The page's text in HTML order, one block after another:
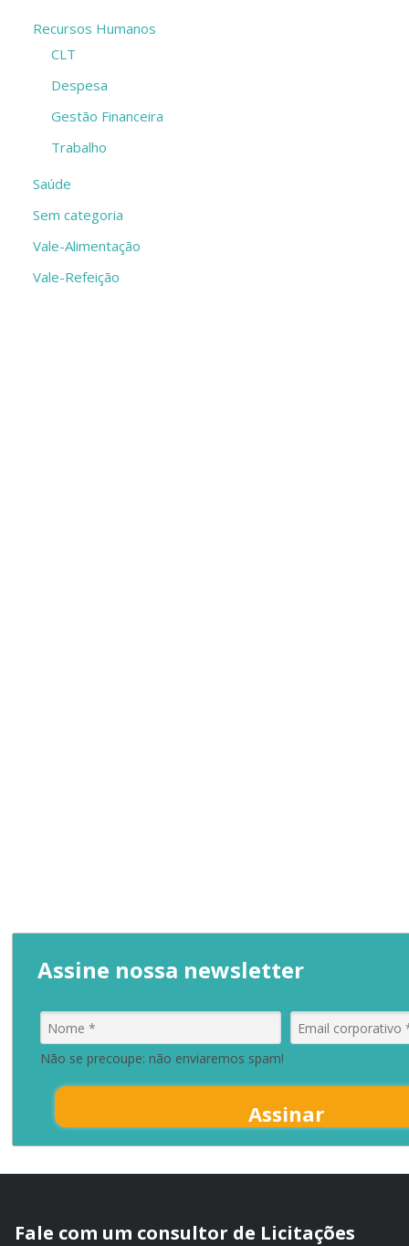
Recursos Humanos
CLT
Despesa
Gestão Financeira
Trabalho
Saúde
Sem categoria
Vale-Alimentação
Vale-Refeição
Assine nossa newsletter
Não se precoupe: não enviaremos spam!
Assinar
Fale com um consultor de Licitações